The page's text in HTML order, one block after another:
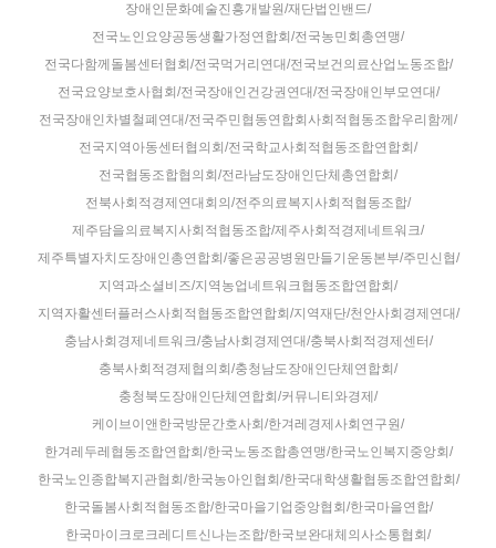
장애인문화예술진흥개발원/재단법인밴드/
전국노인요양공동생활가정연합회/전국농민회총연맹/
전국다함께돌봄센터협회/전국먹거리연대/전국보건의료산업노동조합/
전국요양보호사협회/전국장애인건강권연대/전국장애인부모연대/
전국장애인차별철폐연대/전국주민협동연합회사회적협동조합우리함께/
전국지역아동센터협의회/전국학교사회적협동조합연합회/
전국협동조합협의회/전라남도장애인단체총연합회/
전북사회적경제연대회의/전주의료복지사회적협동조합/
제주담을의료복지사회적협동조합/제주사회적경제네트워크/
제주특별자치도장애인총연합회/좋은공공병원만들기운동본부/주민신협/
지역과소셜비즈/지역농업네트워크협동조합연합회/
지역자활센터플러스사회적협동조합연합회/지역재단/천안사회경제연대/
충남사회경제네트워크/충남사회경제연대/충북사회적경제센터/
충북사회적경제협의회/충청남도장애인단체연합회/
충청북도장애인단체연합회/커뮤니티와경제/
케이브이앤한국방문간호사회/한겨레경제사회연구원/
한겨레두레협동조합연합회/한국노동조합총연맹/한국노인복지중앙회/
한국노인종합복지관협회/한국농아인협회/한국대학생활협동조합연합회/
한국돌봄사회적협동조합/한국마을기업중앙협회/한국마을연합/
한국마이크로크레디트신나는조합/한국보완대체의사소통협회/